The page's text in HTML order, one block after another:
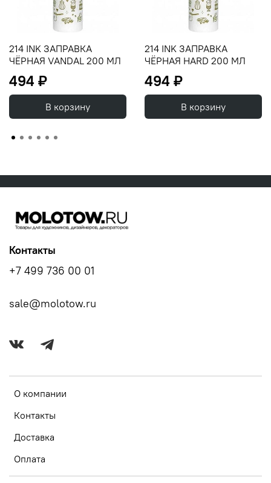
214 INK ЗАПРАВКА
ЧЁРНАЯ VANDAL 200 МЛ
494 ₽
В корзину
214 INK ЗАПРАВКА
ЧЁРНАЯ HARD 200 МЛ
494 ₽
В корзину
О компании
Контакты
Доставка
Оплата
Контакты
+7 499 736 00 01
sale@molotow.ru